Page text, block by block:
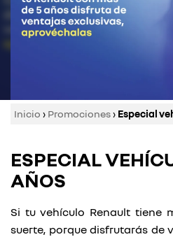
Inicio › Promociones› Especial
ESPECIAL
AÑOS
Si tu vehículo Renault tiene
suerte, porque disfrutarás de